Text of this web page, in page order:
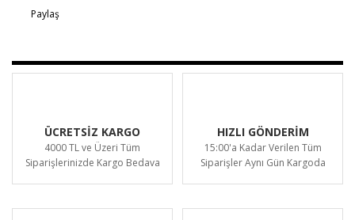
Paylaş
ÜCRETSİZ KARGO
4000 TL ve Üzeri Tüm
Siparişlerinizde Kargo Bedava
HIZLI GÖNDERİM
15:00'a Kadar Verilen Tüm
Siparişler Aynı Gün Kargoda